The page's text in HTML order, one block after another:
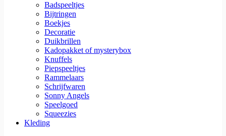
Badspeeltjes
Bijtringen
Boekjes
Decoratie
Duikbrillen
Kadopakket of mysterybox
Knuffels
Piepspeeltjes
Rammelaars
Schrijfwaren
Sonny Angels
Speelgoed
Squeezies
Kleding